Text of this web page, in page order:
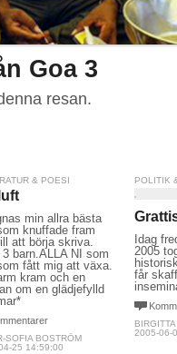
Goa 3
resan.
& POESI
min allra bästa
knuffade fram
att börja skriva.
3 barn.ALLA NI som
fått mig att växa.
kram och en
om en glädjefylld
SOFIA BOSTRÖM
25 14:59:00
POLITIK
Idag
2005
får
2005-06-